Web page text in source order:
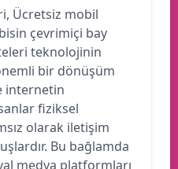
Ücretsiz mobil
çevrimiçi bay
teknolojinin
bir dönüşüm
internetin
fiziksel
olarak iletişim
Bu bağlamda
medya platformları